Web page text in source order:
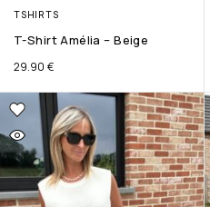
TSHIRTS
T-Shirt Amélia – Beige
29.90 €